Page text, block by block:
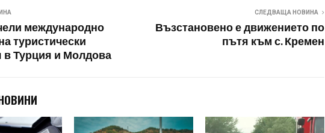
международно
туристически
в Турция и Молдова
СЛЕДВАЩА НОВИНА
Възстановено е движението по
пътя към с. Кремен